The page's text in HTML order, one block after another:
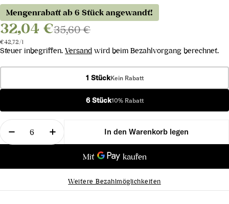
Mengenrabatt ab 6 Stück angewandt!
32,04 €35,60 €
Stückpreis
€42,72/pro
l
Steuer inbegriffen. Versand wird beim Bezahlvorgang berechnet.
1 StückKein Rabatt
6 Stück10% Rabatt
Menge
Menge für Blanc de Blancs Brut verringern
Menge für Blanc de Blancs Brut erhöhen
In den Warenkorb legen
Weitere Bezahlmöglichkeiten